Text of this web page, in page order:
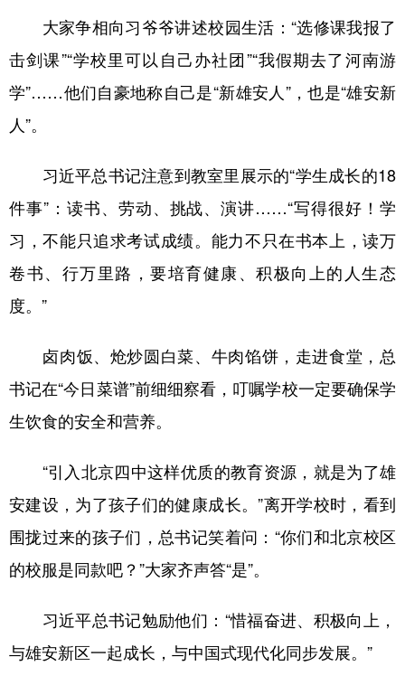
大家争相向习爷爷讲述校园生活：“选修课我报了
击剑课”“学校里可以自己办社团”“我假期去了河南游
学”……他们自豪地称自己是“新雄安人”，也是“雄安新
人”。
习近平总书记注意到教室里展示的“学生成长的18
件事”：读书、劳动、挑战、演讲……“写得很好！学
习，不能只追求考试成绩。能力不只在书本上，读万
卷书、行万里路，要培育健康、积极向上的人生态
度。”
卤肉饭、炝炒圆白菜、牛肉馅饼，走进食堂，总
书记在“今日菜谱”前细细察看，叮嘱学校一定要确保学
生饮食的安全和营养。
“引入北京四中这样优质的教育资源，就是为了雄
安建设，为了孩子们的健康成长。”离开学校时，看到
围拢过来的孩子们，总书记笑着问：“你们和北京校区
的校服是同款吧？”大家齐声答“是”。
习近平总书记勉励他们：“惜福奋进、积极向上，
与雄安新区一起成长，与中国式现代化同步发展。”